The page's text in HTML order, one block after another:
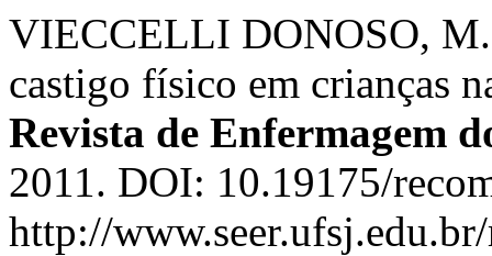
VIECCELLI DONOSO,
castigo físico em crianças
Revista de Enfermagem
2011. DOI: 10.19175/
http://